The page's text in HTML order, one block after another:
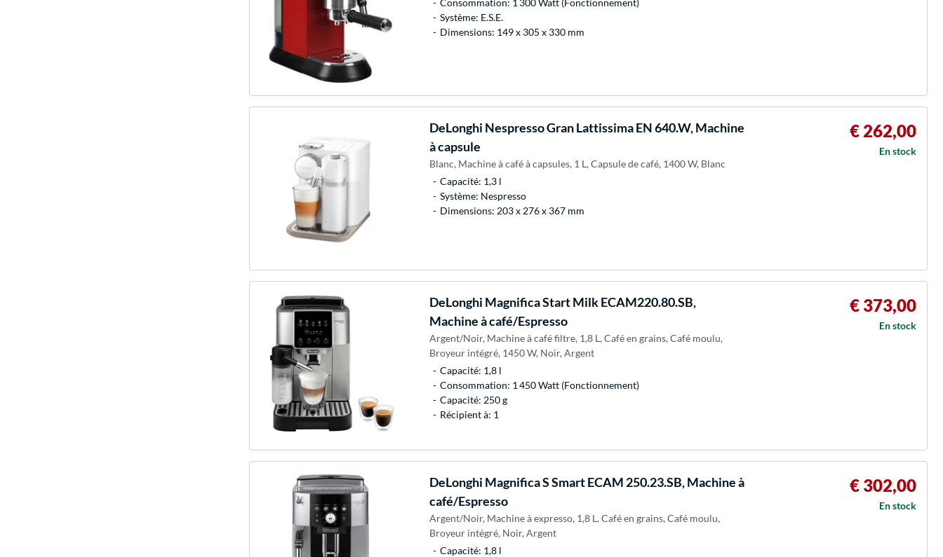
Système: E.S.E.
Dimensions: 149 x 305 x 330 mm
DeLonghi Nespresso Gran Lattissima EN 640.W, Machine
à capsule
Blanc, Machine à café à capsules, 1 L, Capsule de café, 1400 W, Blanc
Capacité: 1,3 l
Système: Nespresso
Dimensions: 203 x 276 x 367 mm
€ 262,00
En stock
DeLonghi Magnifica Start Milk ECAM220.80.SB,
Machine à café/Espresso
Argent/Noir, Machine à café filtre, 1,8 L, Café en grains, Café moulu,
Broyeur intégré, 1450 W, Noir, Argent
Capacité: 1,8 l
Consommation: 1 450 Watt (Fonctionnement)
Capacité: 250 g
Récipient à: 1
€ 373,00
En stock
DeLonghi Magnifica S Smart ECAM 250.23.SB, Machine à
café/Espresso
Argent/Noir, Machine à expresso, 1,8 L, Café en grains, Café moulu,
Broyeur intégré, Noir, Argent
Capacité: 1,8 l
€ 302,00
En stock